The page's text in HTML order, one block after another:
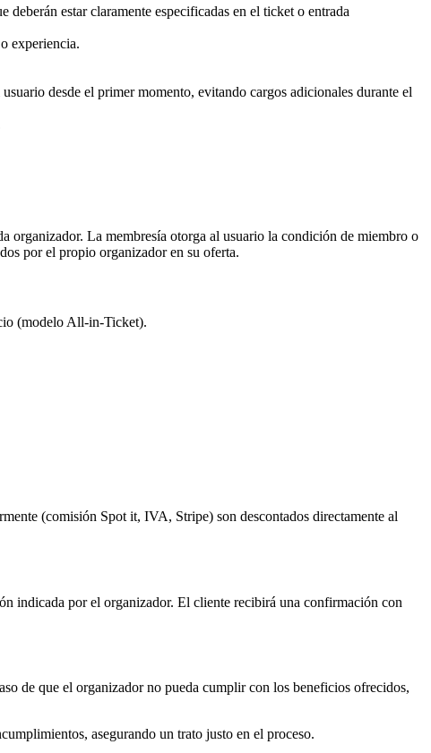
estar claramente especificadas en el ticket o entrada
experiencia.
desde el primer momento, evitando cargos adicionales durante el
organizador. La membresía otorga al usuario la condición de miembro o
por el propio organizador en su oferta.
(modelo All-in-Ticket).
(comisión Spot it, IVA, Stripe) son descontados directamente al
indicada por el organizador. El cliente recibirá una confirmación con
de que el organizador no pueda cumplir con los beneficios ofrecidos,
asegurando un trato justo en el proceso.